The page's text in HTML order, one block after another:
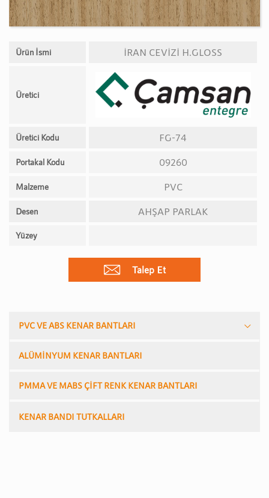
PVC VE ABS KENAR BANTLARI
ALÜMİNYUM KENAR BANTLARI
PMMA VE MABS ÇİFT RENK KENAR BANTLARI
KENAR BANDI TUTKALLARI
Ürün İsmi İRAN CEVİZİ H.GLOSS
Üretici
Üretici Kodu FG-74
Portakal Kodu 09260
Malzeme PVC
Desen AHŞAP PARLAK
Yüzey
Talep Et